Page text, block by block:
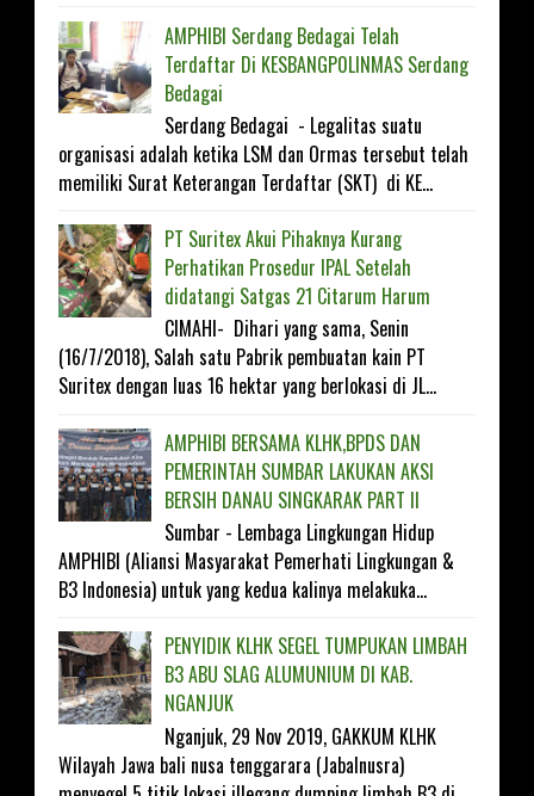
AMPHIBI Serdang Bedagai Telah
Terdaftar Di KESBANGP0LINMAS Serdang
Bedagai
Serdang Bedagai - Legalitas suatu
organisasi adalah ketika LSM dan Ormas tersebut telah
memiliki Surat Keterangan Terdaftar (SKT) di KE...
PT Suritex Akui Pihaknya Kurang
Perhatikan Prosedur IPAL Setelah
didatangi Satgas 21 Citarum Harum
CIMAHI- Dihari yang sama, Senin
(16/7/2018), Salah satu Pabrik pembuatan kain PT
Suritex dengan luas 16 hektar yang berlokasi di JL...
AMPHIBI BERSAMA KLHK,BPDS DAN
PEMERINTAH SUMBAR LAKUKAN AKSI
BERSIH DANAU SINGKARAK PART II
Sumbar - Lembaga Lingkungan Hidup
AMPHIBI (Aliansi Masyarakat Pemerhati Lingkungan &
B3 Indonesia) untuk yang kedua kalinya melakuka...
PENYIDIK KLHK SEGEL TUMPUKAN LIMBAH
B3 ABU SLAG ALUMUNIUM DI KAB.
NGANJUK
Nganjuk, 29 Nov 2019, GAKKUM KLHK
Wilayah Jawa bali nusa tenggarara (Jabalnusra)